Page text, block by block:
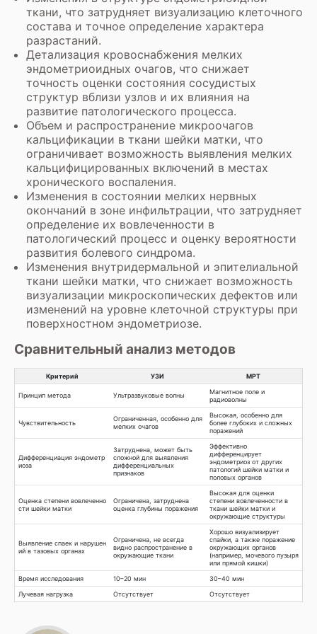
ткани, что затрудняет визуализацию клеточного
состава и точное определение характера
разрастаний.
Детализация кровоснабжения мелких
эндометриоидных очагов, что снижает
точность оценки состояния сосудистых
структур вблизи узлов и их влияния на
развитие патологического процесса.
Объем и распространение микроочагов
кальцификации в ткани шейки матки, что
ограничивает возможность выявления мелких
кальцифицированных включений в местах
хронического воспаления.
Изменения в состоянии мелких нервных
окончаний в зоне инфильтрации, что затрудняет
определение их вовлеченности в
патологический процесс и оценку вероятности
развития болевого синдрома.
Изменения внутридермальной и эпителиальной
ткани шейки матки, что снижает возможность
визуализации микроскопических дефектов или
изменений на уровне клеточной структуры при
поверхностном эндометриозе.
Сравнительный анализ методов
Критерий УЗИ МРТ
Принцип метода Ультразвуковые волны
Магнитное поле и
радиоволны
Чувствительность
Ограниченная, особенно для
мелких очагов
Высокая, особенно для
более глубоких и сложных
поражений
Дифференциация эндометр
иоза
Затруднена, может быть
сложной для выявления
дифференциальных
признаков
Эффективно
дифференцирует
эндометриоз от других
патологий шейки матки и
половых органов
Оценка степени вовлеченно
сти шейки матки
Ограничена, затруднена
оценка глубины поражения
Высокая для оценки
степени вовлеченности в
ткани шейки матки и
окружающие структуры
Выявление спаек и нарушен
ий в тазовых органах
Ограничена, не всегда
видно распространение в
окружающие ткани
Хорошо визуализирует
спайки, а также поражение
окружающих органов
(например, мочевого пузыря
или прямой кишки)
Время исследования
10–20 мин
30–40 мин
Лучевая нагрузка
Отсутствует Отсутствует